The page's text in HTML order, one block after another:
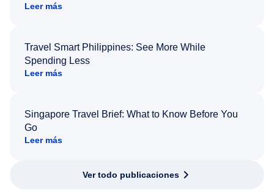
Leer más
Travel Smart Philippines: See More While
Spending Less
Leer más
Singapore Travel Brief: What to Know Before You
Go
Leer más
Ver todo publicaciones